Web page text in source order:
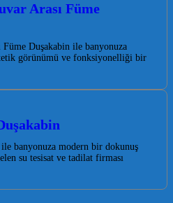
Arası Füme
Duşakabin ile banyonuza
görünümü ve fonksiyonelliği bir
banyonuza modern bir dokunuş
su tesisat ve tadilat firması